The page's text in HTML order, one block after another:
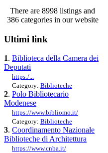
There are 8998 listings and
386 categories in our website
Ultimi link
1. Biblioteca della Camera dei
Deputati
https:/...
Category: Biblioteche
2. Polo Bibliotecario
Modenese
https://www.bibliomo.it/
Category: Biblioteche
3. Coordinamento Nazionale
Biblioteche di Architettura
https://www.cnba.it/